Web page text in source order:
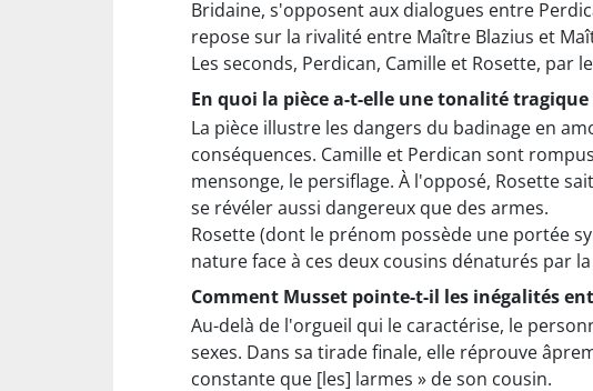
Bridaine, s'opposent aux dialogues entre
repose sur la rivalité entre Maître Blazius et
Les seconds, Perdican, Camille et Rosette,
En quoi la pièce a-t-elle une tonalité tragique
La pièce illustre les dangers du badinage en
conséquences. Camille et Perdican sont
mensonge, le persiflage. À l'opposé, Rosette
se révéler aussi dangereux que des armes.
Rosette (dont le prénom possède une portée
nature face à ces deux cousins dénaturés par
Comment Musset pointe-t-il les inégalités
Au-delà de l'orgueil qui le caractérise, le
sexes. Dans sa tirade finale, elle réprouve
constante que [les] larmes » de son cousin.